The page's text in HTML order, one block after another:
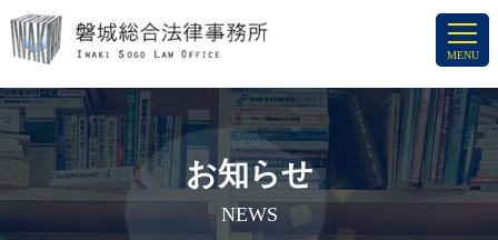
ン
ン
ツ
MENU
お知らせ
NEWS